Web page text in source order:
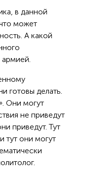
в данной
может
А какой
готовы делать.
Они могут
не приведут
приведут. Тут
тут они могут